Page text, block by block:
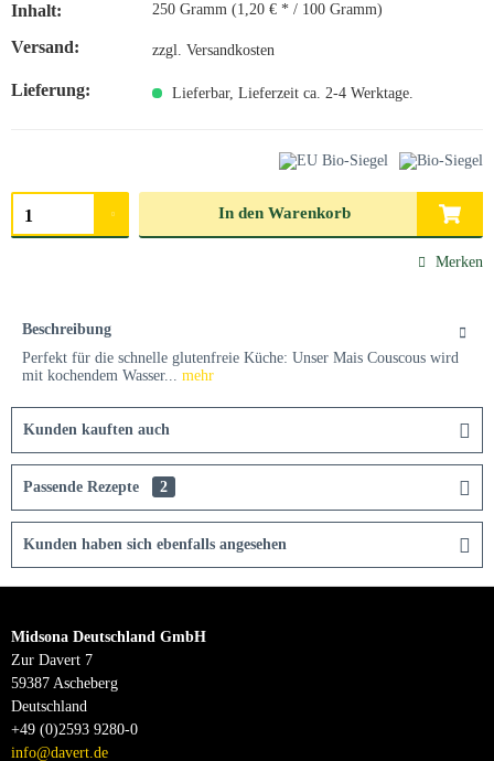
Inhalt: 250 Gramm (1,20 € * / 100 Gramm)
Versand: zzgl. Versandkosten
Lieferung: Lieferbar, Lieferzeit ca. 2-4 Werktage.
Menge auswählen
In den Warenkorb
Merken
Beschreibung
Perfekt für die schnelle glutenfreie Küche: Unser Mais Couscous wird
mit kochendem Wasser... mehr
Kunden kauften auch
Passende Rezepte 2
Kunden haben sich ebenfalls angesehen
Midsona Deutschland GmbH
Zur Davert 7
59387 Ascheberg
Deutschland
+49 (0)2593 9280-0
info@davert.de